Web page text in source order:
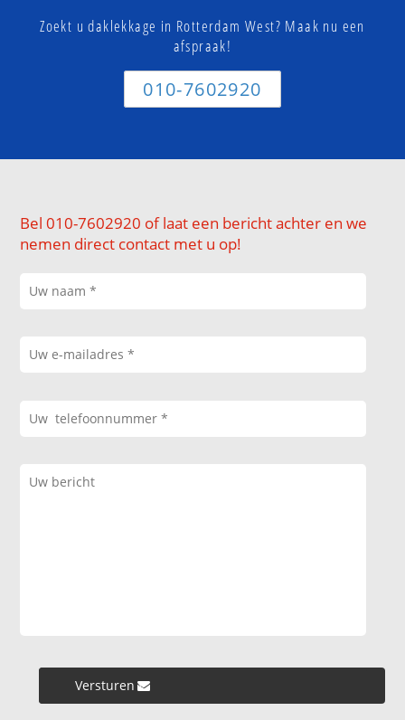
Zoekt u daklekkage in Rotterdam West? Maak nu een
afspraak!
010-7602920
Bel 010-7602920 of laat een bericht achter en we
nemen direct contact met u op!
Versturen »